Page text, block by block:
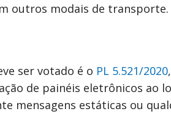
outros modais de transporte.
ser votado é o PL 5.521/2020
de painéis eletrônicos ao
mensagens estáticas ou